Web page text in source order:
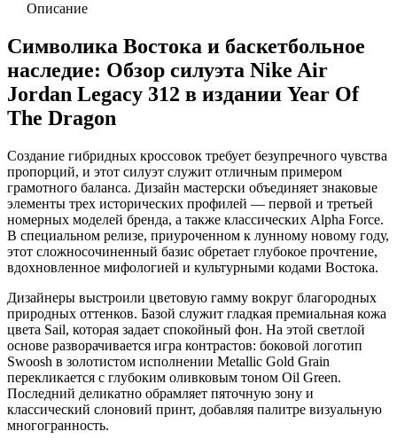
Описание
Символика Востока и баскетбольное
наследие: Обзор силуэта Nike Air
Jordan Legacy 312 в издании Year Of
The Dragon
Создание гибридных кроссовок требует безупречного чувства
пропорций, и этот силуэт служит отличным примером
грамотного баланса. Дизайн мастерски объединяет знаковые
элементы трех исторических профилей — первой и третьей
номерных моделей бренда, а также классических Alpha Force.
В специальном релизе, приуроченном к лунному новому году,
этот сложносочиненный базис обретает глубокое прочтение,
вдохновленное мифологией и культурными кодами Востока.
Дизайнеры выстроили цветовую гамму вокруг благородных
природных оттенков. Базой служит гладкая премиальная кожа
цвета Sail, которая задает спокойный фон. На этой светлой
основе разворачивается игра контрастов: боковой логотип
Swoosh в золотистом исполнении Metallic Gold Grain
перекликается с глубоким оливковым тоном Oil Green.
Последний деликатно обрамляет пяточную зону и
классический слоновий принт, добавляя палитре визуальную
многогранность.